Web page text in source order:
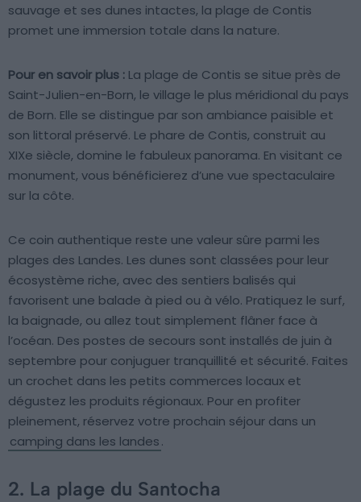
sauvage et ses dunes intactes, la plage de Contis
promet une immersion totale dans la nature.
Pour en savoir plus : La plage de Contis se situe près de
Saint-Julien-en-Born, le village le plus méridional du pays
de Born. Elle se distingue par son ambiance paisible et
son littoral préservé. Le phare de Contis, construit au
XIXe siècle, domine le fabuleux panorama. En visitant ce
monument, vous bénéficierez d’une vue spectaculaire
sur la côte.
Ce coin authentique reste une valeur sûre parmi les
plages des Landes. Les dunes sont classées pour leur
écosystème riche, avec des sentiers balisés qui
favorisent une balade à pied ou à vélo. Pratiquez le surf,
la baignade, ou allez tout simplement flâner face à
l’océan. Des postes de secours sont installés de juin à
septembre pour conjuguer tranquillité et sécurité. Faites
un crochet dans les petits commerces locaux et
dégustez les produits régionaux. Pour en profiter
pleinement, réservez votre prochain séjour dans un
camping dans les landes.
2. La plage du Santocha